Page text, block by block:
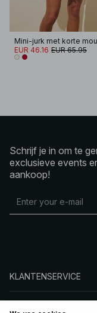
EUR 46.16 EUR 65.95
Schrijf je in om te
exclusieve events
aankoop!
KLANTENSERVICE